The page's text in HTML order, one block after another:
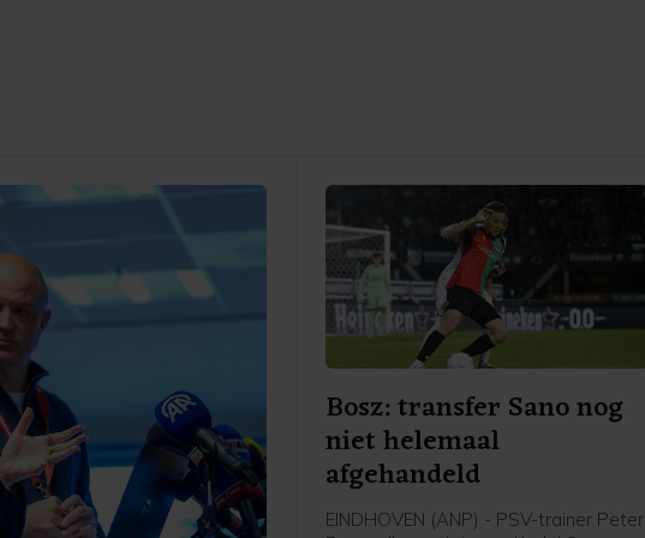
Bosz: transfer Sano nog
niet helemaal
afgehandeld
EINDHOVEN (ANP) - PSV-trainer Peter